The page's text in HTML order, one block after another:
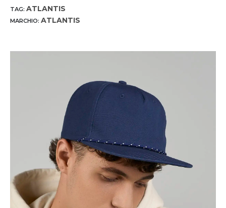
TAG: ATLANTIS
MARCHIO: ATLANTIS